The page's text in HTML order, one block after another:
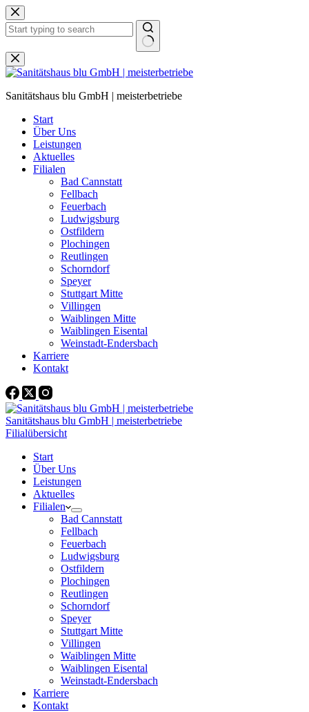
Zum
Inhalt
springen
Keine
Ergebnisse
Sanitätshaus blu GmbH | meisterbetriebe
Start
Über Uns
Leistungen
Aktuelles
Filialen
Bad Cannstatt
Fellbach
Feuerbach
Ludwigsburg
Ostfildern
Plochingen
Reutlingen
Schorndorf
Speyer
Stuttgart Mitte
Villingen
Waiblingen Mitte
Waiblingen Eisental
Weinstadt-Endersbach
Karriere
Kontakt
Sanitätshaus blu GmbH | meisterbetriebe
Filialübersicht
Start
Über Uns
Leistungen
Aktuelles
Filialen
Bad Cannstatt
Fellbach
Feuerbach
Ludwigsburg
Ostfildern
Plochingen
Reutlingen
Schorndorf
Speyer
Stuttgart Mitte
Villingen
Waiblingen Mitte
Waiblingen Eisental
Weinstadt-Endersbach
Karriere
Kontakt